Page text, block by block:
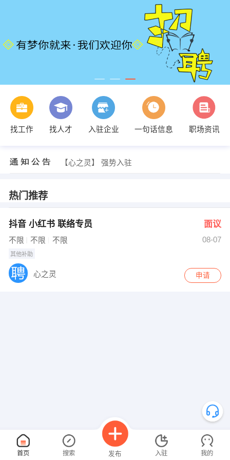
找工作 找人才 入驻企业 一句话信息 职场资讯
发布 [抖音 小红书 联络专员 ] 招聘信息
【心之灵】 强势入驻
热门推荐
抖音 小红书 联络专员 面议
不限 不限 不限 08-07
其他补助
心之灵 申请
首页 搜索 发布 入驻 我的